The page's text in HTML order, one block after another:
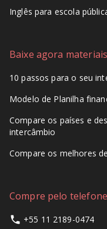
Inglês para escola
Baixe agora
10 passos para o seu
Modelo de Planilha
Compare os países e
intercâmbio
Compare os melhores
Compre pelo telefone
+55 11 2189-0474